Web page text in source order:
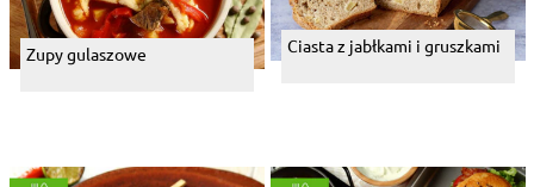
Zupy gulaszowe Ciasta z jabłkami i gruszkami